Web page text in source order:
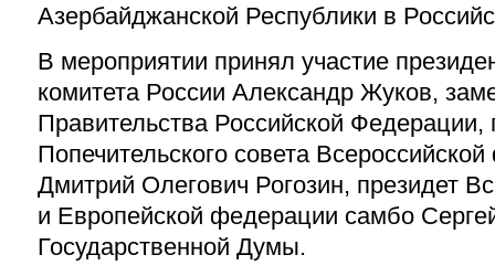
Азербайджанской Республики в
В мероприятии принял участие
комитета России Александр Жуков,
Правительства Российской Федерации,
Попечительского совета
Дмитрий Олегович Рогозин, президет
и Европейской федерации самбо
Государственной Думы.